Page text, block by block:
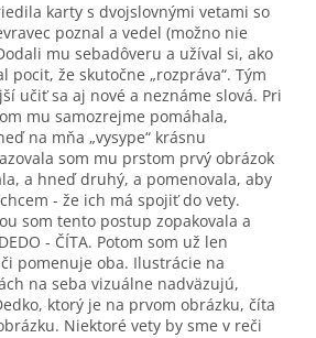
karty s dvojslovnými vetami so
poznal a vedel (možno nie
mu sebadôveru a užíval si, ako
pocit, že skutočne „rozpráva“. Tým
učiť sa aj nové a neznáme slová. Pri
mu samozrejme pomáhala,
na mňa „vysype“ krásnu
som mu prstom prvý obrázok
a hneď druhý, a pomenovala, aby
- že ich má spojiť do vety.
som tento postup zopakovala a
- ČÍTA. Potom som už len
pomenuje oba. Ilustrácie na
na seba vizuálne nadväzujú,
ktorý je na prvom obrázku, číta
Niektoré vety by sme v reči